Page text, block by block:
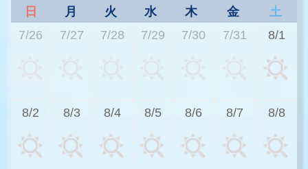
日 月 火 水 木 金
土
7/26
7/27 7/28 7/29 7/30 7/31 8/1
8/2 8/3 8/4 8/5 8/6 8/7 8/8